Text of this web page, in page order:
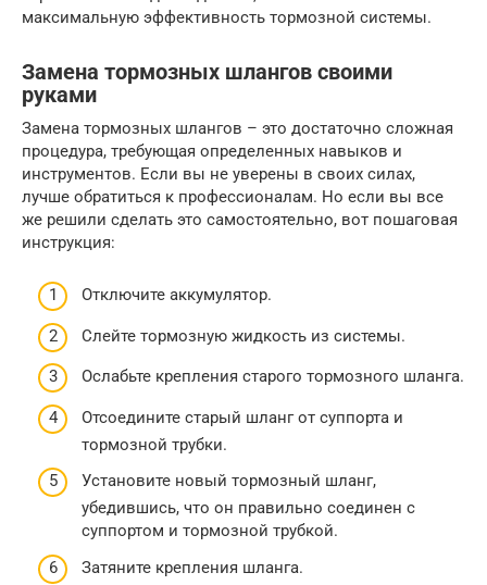
максимальную эффективность тормозной системы.
Замена тормозных шлангов своими
руками
Замена тормозных шлангов – это достаточно сложная
процедура, требующая определенных навыков и
инструментов. Если вы не уверены в своих силах,
лучше обратиться к профессионалам. Но если вы все
же решили сделать это самостоятельно, вот пошаговая
инструкция:
Отключите аккумулятор.
Слейте тормозную жидкость из системы.
Ослабьте крепления старого тормозного шланга.
Отсоедините старый шланг от суппорта и
тормозной трубки.
Установите новый тормозный шланг,
убедившись, что он правильно соединен с
суппортом и тормозной трубкой.
Затяните крепления шланга.